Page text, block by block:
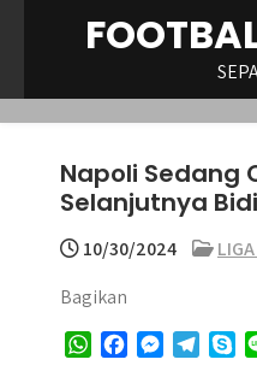
Napoli Sedang
Selanjutnya
10/30/2024
Bagikan
W